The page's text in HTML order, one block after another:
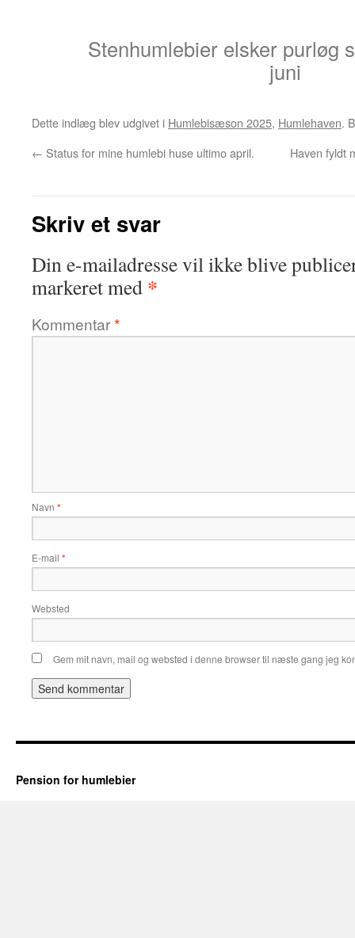
Stenhumlebier elsker purløg
juni
Dette indlæg blev udgivet i Humlebisæson 2025, Humlehaven.
← Status for mine humlebi huse ultimo april. Haven fyldt
Skriv et svar
Din e-mailadresse vil ikke blive
markeret med *
Kommentar*
Navn *
E-mail *
Websted
Gem mit navn, mail og websted i denne browser til næste gang jeg
Pension for humlebier